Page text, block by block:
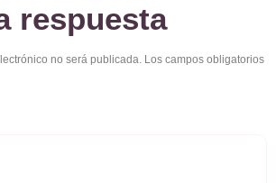
respuesta
no será publicada. Los campos obligatorios